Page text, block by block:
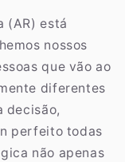
(AR) está
nossos
que vão ao
diferentes
decisão,
perfeito todas
não apenas